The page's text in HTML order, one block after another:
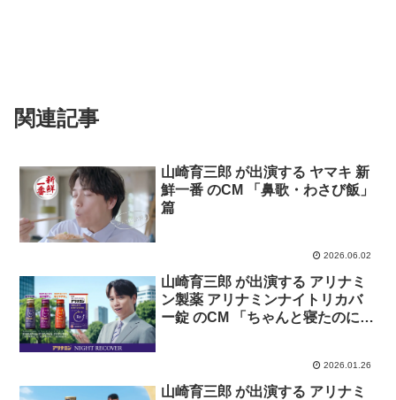
関連記事
山崎育三郎 が出演する ヤマキ 新
鮮一番 のCM 「鼻歌・わさび飯」
篇
2026.06.02
山崎育三郎 が出演する アリナミ
ン製薬 アリナミンナイトリカバ
ー錠 のCM 「ちゃんと寝たのに」
2026.01.26
山崎育三郎 が出演する アリナミ